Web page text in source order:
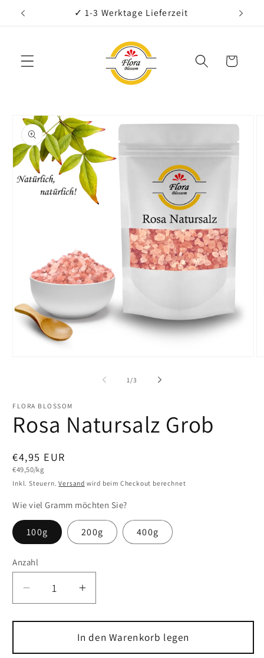
zum
✓ 1-3 Werktage Lieferzeit
Warenkorb
1 /von
3
FLORA BLOSSOM
Rosa Natursalz Grob
Normaler
Preis
€4,95 EUR
Grundpreis
€49,50/kg
Inkl. Steuern.Versand wird beim Checkout berechnet
Wie viel Gramm möchten Sie?
100g 200g 400g
Anzahl
Anzahl
Verringere
die
Menge
Rosa
Erhöhe
die
Menge
für
Rosa
In den Warenkorb legen